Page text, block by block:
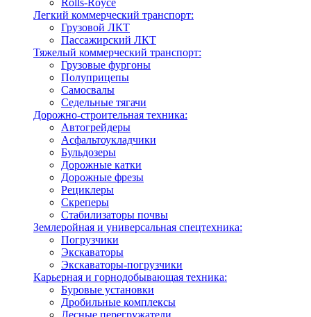
Rolls-Royce
Легкий коммерческий транспорт:
Грузовой ЛКТ
Пассажирский ЛКТ
Тяжелый коммерческий транспорт:
Грузовые фургоны
Полуприцепы
Самосвалы
Седельные тягачи
Дорожно-строительная техника:
Автогрейдеры
Асфальтоукладчики
Бульдозеры
Дорожные катки
Дорожные фрезы
Рециклеры
Скреперы
Стабилизаторы почвы
Землеройная и универсальная спецтехника:
Погрузчики
Экскаваторы
Экскаваторы-погрузчики
Карьерная и горнодобывающая техника:
Буровые установки
Дробильные комплексы
Лесные перегружатели